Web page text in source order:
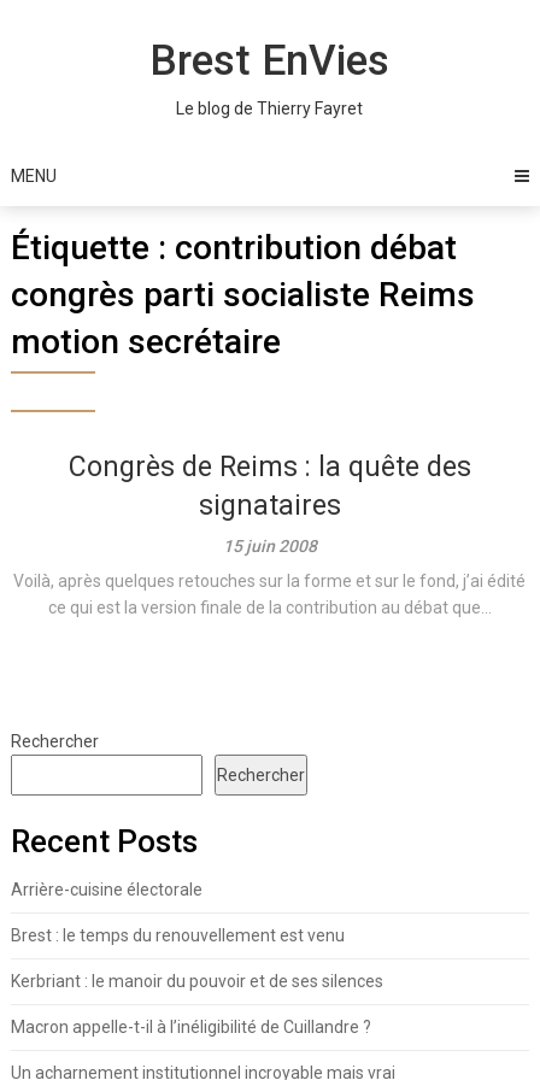
Brest EnVies
Le blog de Thierry Fayret
MENU
Étiquette : contribution débat
congrès parti socialiste Reims
motion secrétaire
Congrès de Reims : la quête des
signataires
15 juin 2008
Voilà, après quelques retouches sur la forme et sur le fond, j’ai édité
ce qui est la version finale de la contribution au débat que...
Rechercher
Rechercher
Recent Posts
Arrière-cuisine électorale
Brest : le temps du renouvellement est venu
Kerbriant : le manoir du pouvoir et de ses silences
Macron appelle-t-il à l’inéligibilité de Cuillandre ?
Un acharnement institutionnel incroyable mais vrai